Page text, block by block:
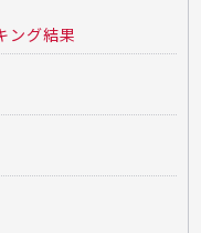
ング結果